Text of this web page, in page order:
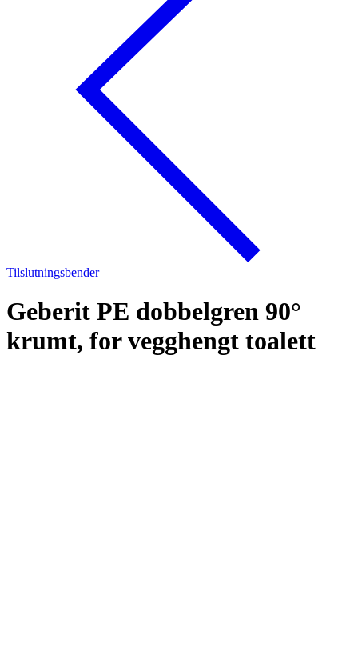
Tilslutningsbender
Geberit PE dobbelgren 90°
krumt, for vegghengt toalett